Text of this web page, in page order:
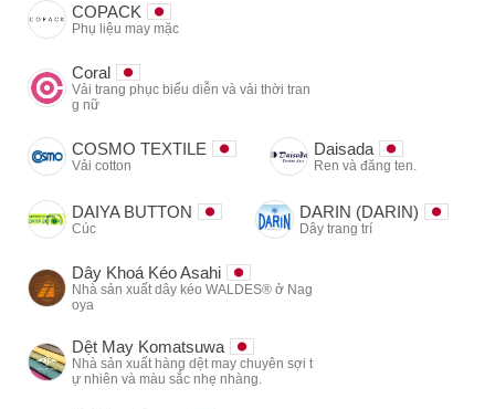
COPACK
Phụ liệu may mặc
Coral
Vải trang phục biểu diễn và vải thời tran
g nữ
COSMO TEXTILE
Vải cotton
Daisada
Ren và đăng ten.
DAIYA BUTTON
Cúc
DARIN (DARIN)
Dây trang trí
Dây Khoá Kéo Asahi
Nhà sản xuất dây kéo WALDES® ở Nag
oya
Dệt May Komatsuwa
Nhà sản xuất hàng dệt may chuyên sợi t
ự nhiên và màu sắc nhẹ nhàng.